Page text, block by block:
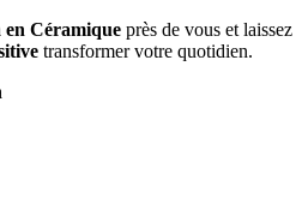
Céramique près de vous et laissez
transformer votre quotidien.